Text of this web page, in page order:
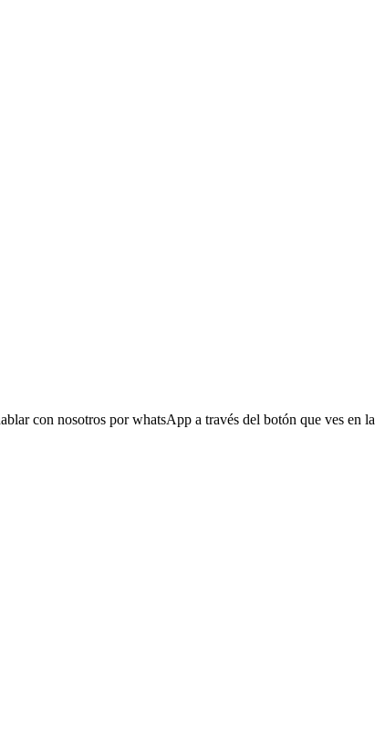
con nosotros por whatsApp a través del botón que ves en la